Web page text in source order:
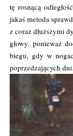
tę rosnącą
jakaś metoda
z coraz dłuższymi
głowy, ponieważ
biegu, gdy w
poprzedzających dni.